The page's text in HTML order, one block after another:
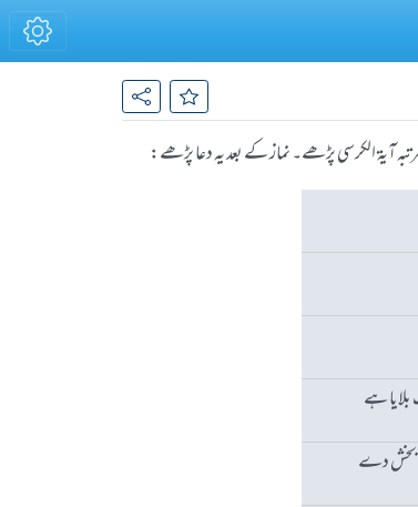
آیۃ الکرسی پڑھے۔ نماز کے بعد یہ دعا پڑھے:
ہے
بخش دے